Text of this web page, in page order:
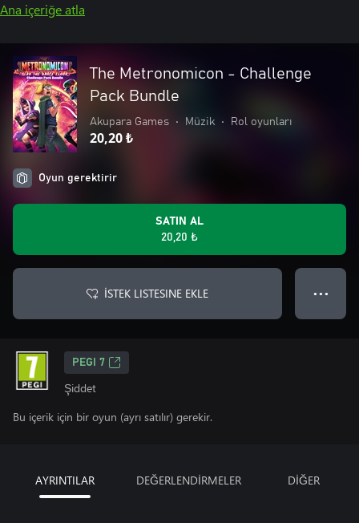
Ana içeriğe atla
The Metronomicon - Challenge
Pack Bundle
Akupara Games • Müzik • Rol oyunları
20,20 ₺
Oyun gerektirir
SATIN AL
20,20 ₺
İSTEK LISTESINE EKLE ● ● ●
PEGI 7
Şiddet
Bu içerik için bir oyun (ayrı satılır) gerekir.
AYRINTILAR DEĞERLENDİRMELER DİĞER